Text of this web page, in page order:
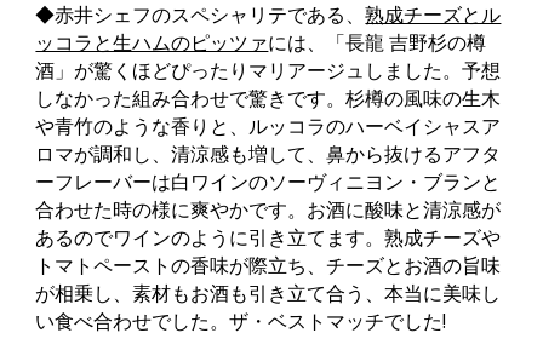
◆赤井シェフのスペシャリテである、熟成チーズとル
ッコラと生ハムのピッツァには、「長龍 吉野杉の樽
酒」が驚くほどぴったりマリアージュしました。予想
しなかった組み合わせで驚きです。杉樽の風味の生木
や青竹のような香りと、ルッコラのハーベイシャスア
ロマが調和し、清涼感も増して、鼻から抜けるアフタ
ーフレーバーは白ワインのソーヴィニヨン・ブランと
合わせた時の様に爽やかです。お酒に酸味と清涼感が
あるのでワインのように引き立てます。熟成チーズや
トマトペーストの香味が際立ち、チーズとお酒の旨味
が相乗し、素材もお酒も引き立て合う、本当に美味し
い食べ合わせでした。ザ ・ベストマッチでした!